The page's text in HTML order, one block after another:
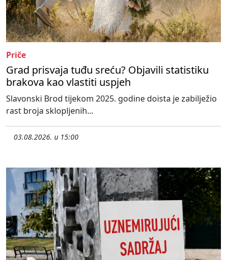
Priče
Grad prisvaja tuđu sreću? Objavili statistiku
brakova kao vlastiti uspjeh
Slavonski Brod tijekom 2025. godine doista je zabilježio
rast broja sklopljenih...
03.08.2026. u 15:00